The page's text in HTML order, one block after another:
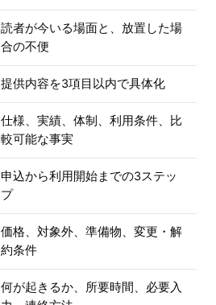
読者が今いる場面と、放置した場
合の不便
提供内容を3項目以内で具体化
仕様、実績、体制、利用条件、比
較可能な事実
申込から利用開始までの3ステッ
プ
価格、対象外、準備物、変更・解
約条件
何が起きるか、所要時間、必要入